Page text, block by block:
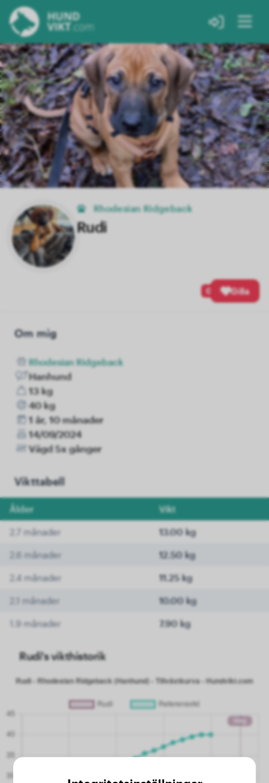
Rhodesian Ridgeback
Rudi
0 Gilla
Om mig
Rhodesian Ridgeback
Hanhund
13 kg
40 kg
1 år, 10 månader
14/09/2024
Vägd 5x gånger
Vikttabell
Ålder Vikt
2.7 månader 13.00 kg
2.6 månader 12.50 kg
2.4 månader 11.25 kg
2.1 månader 10.00 kg
1.9 månader 7.90 kg
Rudi's vikthistorik